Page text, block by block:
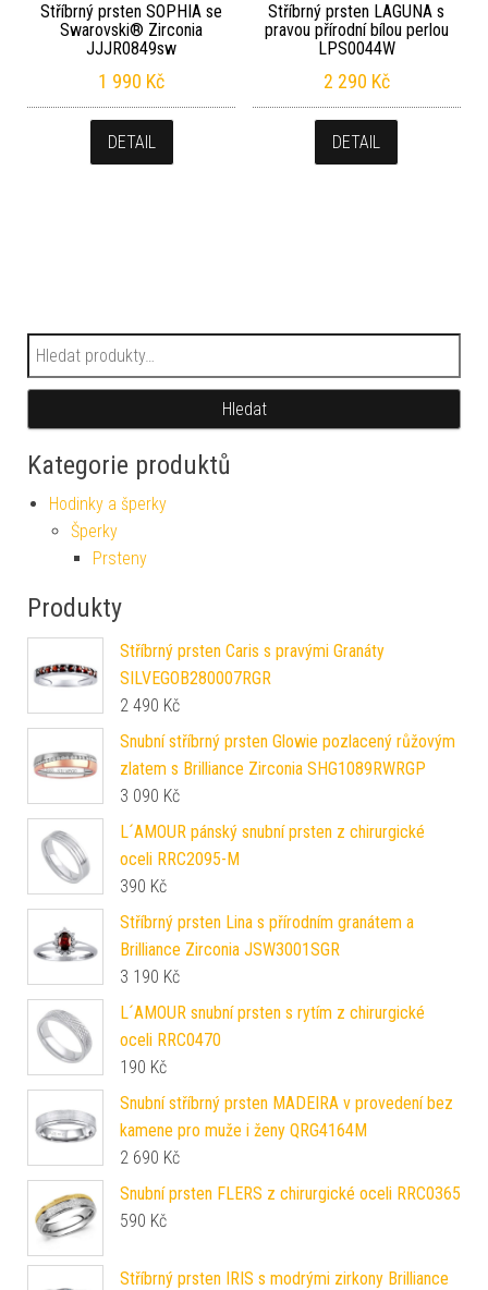
Stříbrný prsten SOPHIA se
Swarovski® Zirconia
JJJR0849sw
1 990 Kč
DETAIL
Stříbrný prsten LAGUNA s
pravou přírodní bílou perlou
LPS0044W
2 290 Kč
DETAIL
Hledat:
Hledat
Kategorie produktů
Hodinky a šperky
Šperky
Prsteny
Produkty
Stříbrný prsten Caris s pravými Granáty
SILVEGOB280007RGR
2 490 Kč
Snubní stříbrný prsten Glowie pozlacený růžovým
zlatem s Brilliance Zirconia SHG1089RWRGP
3 090 Kč
L´AMOUR pánský snubní prsten z chirurgické
oceli RRC2095-M
390 Kč
Stříbrný prsten Lina s přírodním granátem a
Brilliance Zirconia JSW3001SGR
3 190 Kč
L´AMOUR snubní prsten s rytím z chirurgické
oceli RRC0470
190 Kč
Snubní stříbrný prsten MADEIRA v provedení bez
kamene pro muže i ženy QRG4164M
2 690 Kč
Snubní prsten FLERS z chirurgické oceli RRC0365
590 Kč
Stříbrný prsten IRIS s modrými zirkony Brilliance